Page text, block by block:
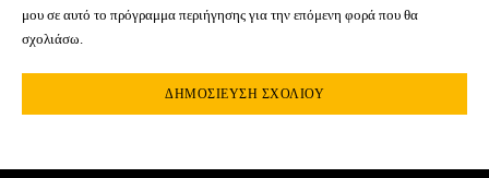
μου σε αυτό το πρόγραμμα περιήγησης για την επόμενη φορά που θα
σχολιάσω.